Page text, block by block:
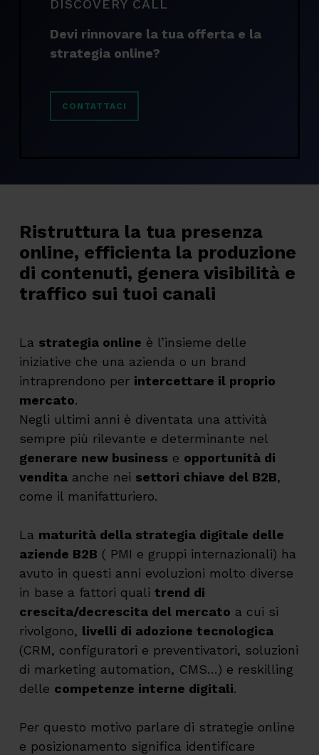
DISCOVERY CALL
Devi rinnovare la tua offerta e la
strategia online?
CONTATTACI
Ristruttura la tua presenza
online, efficienta la produzione
di contenuti, genera visibilità e
traffico sui tuoi canali
La strategia online è l’insieme delle
iniziative che una azienda o un brand
intraprendono per intercettare il proprio
mercato.
Negli ultimi anni è diventata una attività
sempre più rilevante e determinante nel
generare new businesse opportunità di
venditaanche nei settori chiave del B2B,
come il manifatturiero.
La maturità della strategia digitale delle
aziende B2B ( PMI e gruppi internazionali) ha
avuto in questi anni evoluzioni molto diverse
in base a fattori quali trend di
crescita/decrescita del mercato a cui si
rivolgono, livelli di adozione tecnologica
(CRM, configuratori e preventivatori, soluzioni
di marketing automation, CMS…) e reskilling
delle competenze interne digitali.
Per questo motivo parlare di strategie online
e posizionamento significa identificare